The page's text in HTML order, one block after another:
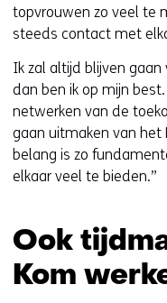
topvrouwen zo veel te
steeds contact met
Ik zal altijd blijven
dan ben ik op mijn
netwerken van de
gaan uitmaken van
belang is zo
elkaar veel te bieden.”
Ook
Kom